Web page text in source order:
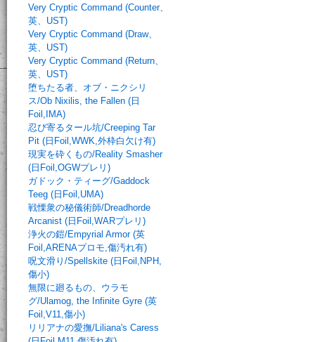
Very Cryptic Command (Counter、
英、UST)
Very Cryptic Command (Draw、
英、UST)
Very Cryptic Command (Return、
英、UST)
堕ちたる者、オブ・ニクシリ
ス/Ob Nixilis, the Fallen (日
Foil,IMA)
忍び寄るタール坑/Creeping Tar
Pit (日Foil,WWK,外枠白欠け有)
現実を砕くもの/Reality Smasher
(日Foil,OGWプレリ)
ガドック・ティーグ/Gaddock
Teeg (日Foil,UMA)
戦慄衆の秘儀術師/Dreadhorde
Arcanist (日Foil,WARプレリ)
浄火の鎧/Empyrial Armor (英
Foil,ARENAプロモ,傷汚れ有)
呪文滑り/Spellskite (日Foil,NPH,
傷小)
無限に廻るもの、ウラモ
グ/Ulamog, the Infinite Gyre (英
Foil,V11,傷小)
リリアナの愛撫/Liliana's Caress